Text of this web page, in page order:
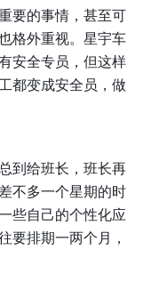
要的事情，甚至可
格外重视。星宇车
安全专员，但这样
都变成安全员，做
到给班长，班长再
不多一个星期的时
些自己的个性化应
要排期一两个月，